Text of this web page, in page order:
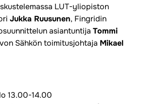
LUT-yliopiston
Jukka Ruusunen, Fingridin
asiantuntija Tommi
Sähkön toimitusjohtaja Mikael
13.00-14.00